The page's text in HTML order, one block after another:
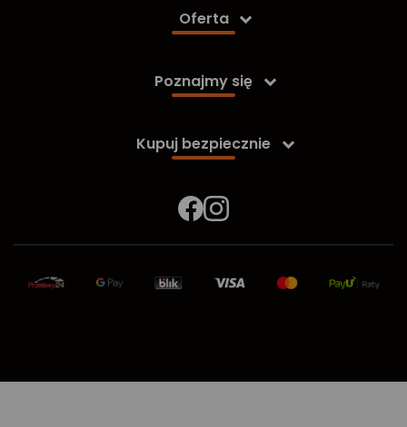
Oferta 
Poznajmy się 
Kupuj bezpiecznie 